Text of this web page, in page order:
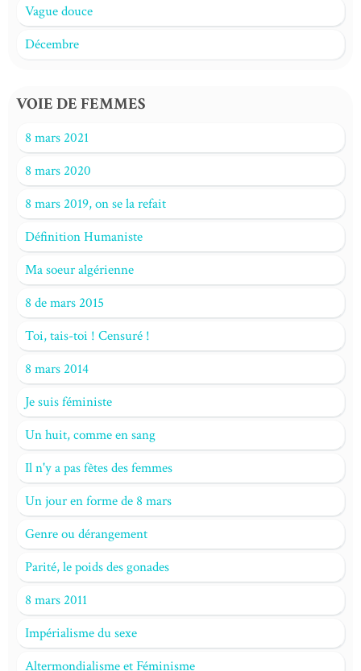
Vague douce
Décembre
VOIE DE FEMMES
8 mars 2021
8 mars 2020
8 mars 2019, on se la refait
Définition Humaniste
Ma soeur algérienne
8 de mars 2015
Toi, tais-toi ! Censuré !
8 mars 2014
Je suis féministe
Un huit, comme en sang
Il n'y a pas fêtes des femmes
Un jour en forme de 8 mars
Genre ou dérangement
Parité, le poids des gonades
8 mars 2011
Impérialisme du sexe
Altermondialisme et Féminisme